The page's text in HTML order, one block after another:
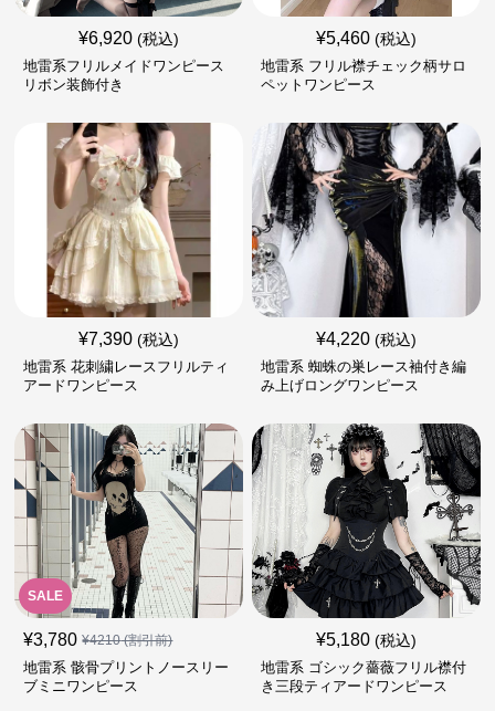
¥6,920 (税込)
地雷系フリルメイドワンピース
リボン装飾付き
¥5,460 (税込)
地雷系 フリル襟チェック柄サロ
ペットワンピース
¥7,390 (税込)
地雷系 花刺繍レースフリルティ
アードワンピース
¥4,220 (税込)
地雷系 蜘蛛の巣レース袖付き編
み上げロングワンピース
SALE
¥3,780 ¥4210(割引前)
地雷系 骸骨プリントノースリー
ブミニワンピース
¥5,180 (税込)
地雷系 ゴシック薔薇フリル襟付
き三段ティアードワンピース